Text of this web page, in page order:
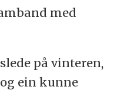
med
på vinteren,
ein kunne